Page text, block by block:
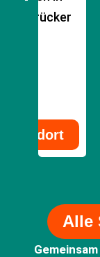
Standort
sowie
Rhein-
Alle